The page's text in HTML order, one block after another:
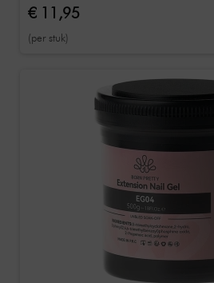
€ 11,95
(per stuk)